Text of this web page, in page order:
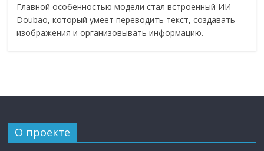
Главной особенностью модели стал встроенный ИИ
Doubao, который умеет переводить текст, создавать
изображения и организовывать информацию.
О проекте